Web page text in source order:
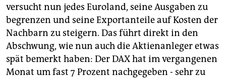
versucht nun jedes Euroland, seine Ausgaben zu
begrenzen und seine Exportanteile auf Kosten der
Nachbarn zu steigern. Das führt direkt in den
Abschwung, wie nun auch die Aktienanleger etwas
spät bemerkt haben: Der DAX hat im vergangenen
Monat um fast 7 Prozent nachgegeben - sehr zu